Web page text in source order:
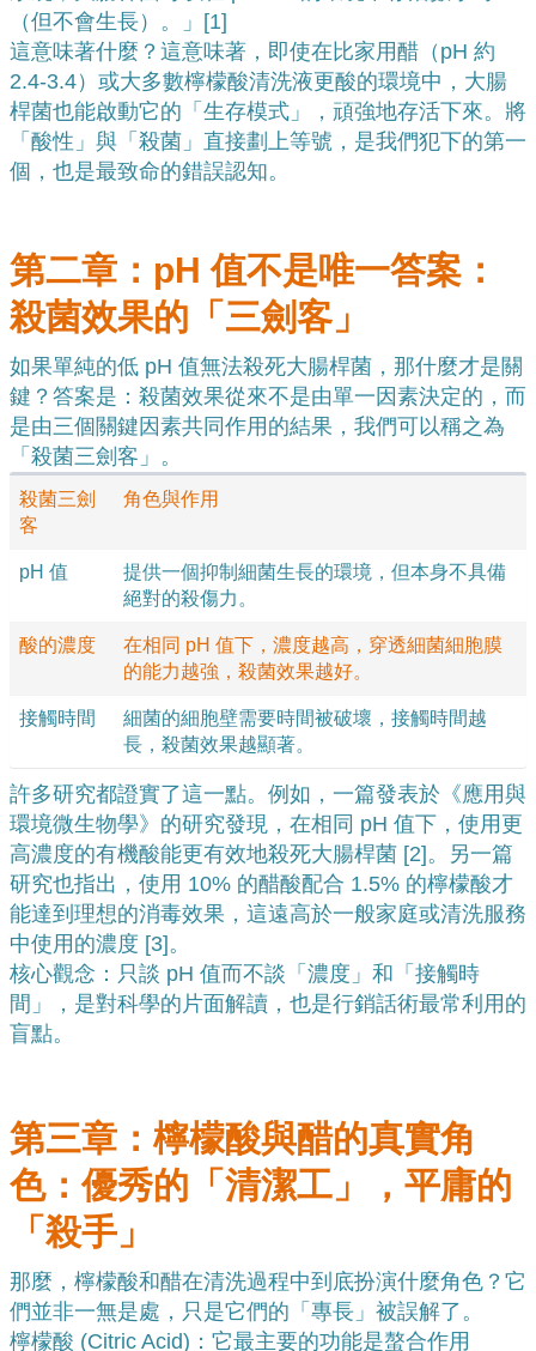
（但不會生長）。」[1]
這意味著什麼？這意味著，即使在比家用醋（pH 約
2.4-3.4）或大多數檸檬酸清洗液更酸的環境中，大腸
桿菌也能啟動它的「生存模式」，頑強地存活下來。將
「酸性」與「殺菌」直接劃上等號，是我們犯下的第一
個，也是最致命的錯誤認知。
第二章：pH 值不是唯一答案：
殺菌效果的「三劍客」
如果單純的低 pH 值無法殺死大腸桿菌，那什麼才是關
鍵？答案是：殺菌效果從來不是由單一因素決定的，而
是由三個關鍵因素共同作用的結果，我們可以稱之為
「殺菌三劍客」。
殺菌三劍
客
角色與作用
pH 值
提供一個抑制細菌生長的環境，但本身不具備
絕對的殺傷力。
酸的濃度
在相同 pH 值下，濃度越高，穿透細菌細胞膜
的能力越強，殺菌效果越好。
接觸時間
細菌的細胞壁需要時間被破壞，接觸時間越
長，殺菌效果越顯著。
許多研究都證實了這一點。例如，一篇發表於《應用與
環境微生物學》的研究發現，在相同 pH 值下，使用更
高濃度的有機酸能更有效地殺死大腸桿菌 [2]。另一篇
研究也指出，使用 10% 的醋酸配合 1.5% 的檸檬酸才
能達到理想的消毒效果，這遠高於一般家庭或清洗服務
中使用的濃度 [3]。
核心觀念：只談 pH 值而不談「濃度」和「接觸時
間」，是對科學的片面解讀，也是行銷話術最常利用的
盲點。
第三章：檸檬酸與醋的真實角
色：優秀的「清潔工」，平庸的
「殺手」
那麼，檸檬酸和醋在清洗過程中到底扮演什麼角色？它
們並非一無是處，只是它們的「專長」被誤解了。
檸檬酸 (Citric Acid)：它最主要的功能是螯合作用